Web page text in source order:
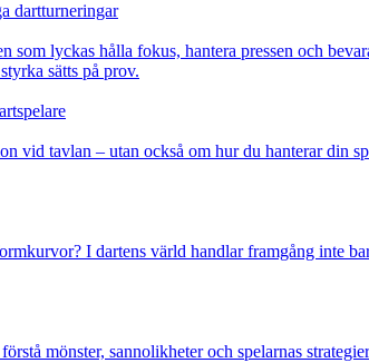
dartturneringar
som lyckas hålla fokus, hantera pressen och
sätts på prov.
vid tavlan – utan också om hur du hanterar din
I dartens värld handlar framgång inte
mönster, sannolikheter och spelarnas